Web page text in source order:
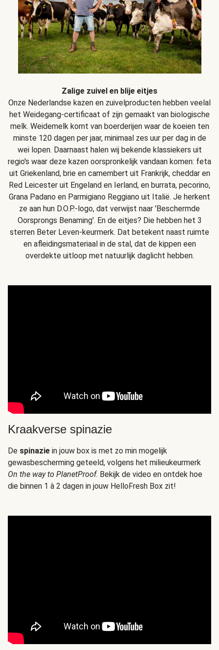
Zalige zuivel en blije eitjes
Onze Nederlandse kazen en zuivelproducten hebben veelal
het Weidegang-certificaat of zijn gemaakt van biologische
melk. Weidemelk komt van boerderijen waar de koeien ten
minste 120 dagen per jaar, minimaal zes uur per dag in de
wei lopen. Daarnaast halen wij bekende klassiekers uit
regio's waar deze kazen oorspronkelijk vandaan komen: feta
uit Griekenland, brie en camembert uit Frankrijk, cheddar en
Red Leicester uit Engeland en Ierland, en burrata, pecorino,
Grana Padano en Parmigiano Reggiano uit Italië. Je herkent
ze aan hun D.O.P.-logo, dat verwijst naar 'Beschermde
Oorsprongs Benaming'. En de eitjes? Die hebben het 3
sterren Beter Leven-keurmerk. Dat betekent naast ruimte
en afleidingsmateriaal in de stal, dat de kippen een
overdekte uitloop met natuurlijk daglicht hebben.
Kraakverse spinazie
De spinazie in jouw box is met zo min mogelijk
gewasbescherming geteeld, volgens het milieukeurmerk
On the way to PlanetProof. Bekijk de video en ontdek hoe
die binnen 1 à 2 dagen in jouw HelloFresh Box zit!